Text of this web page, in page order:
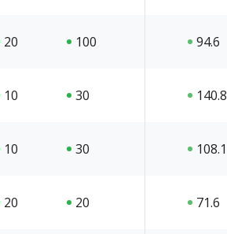
20 100 94.6
10 30 140.8
10 30 108.1
20 20 71.6